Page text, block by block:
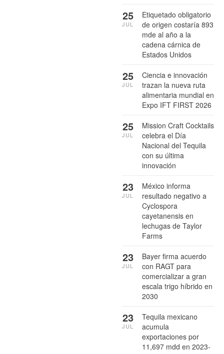
Etiquetado obligatorio
de origen costaría 893
mde al año a la
cadena cárnica de
Estados Unidos
25
JUL
Ciencia e innovación
trazan la nueva ruta
alimentaria mundial en
Expo IFT FIRST 2026
25
JUL
Mission Craft Cocktails
celebra el Día
Nacional del Tequila
con su última
innovación
25
JUL
México informa
resultado negativo a
Cyclospora
cayetanensis en
lechugas de Taylor
Farms
23
JUL
Bayer firma acuerdo
con RAGT para
comercializar a gran
escala trigo híbrido en
2030
23
JUL
Tequila mexicano
acumula
exportaciones por
11,697 mdd en 2023-
23
JUL